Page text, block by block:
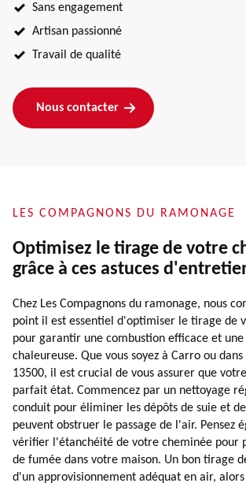
Sans engagement
Artisan passionné
Travail de qualité
Nous contacter
LES COMPAGNONS DU RAMONAGE
Optimisez le tirage de votre
grâce à ces astuces
Chez Les Compagnons du ramonage, nous
point il est essentiel d'optimiser le tirage de
pour garantir une combustion efficace et une
chaleureuse. Que vous soyez à Carro ou dans
13500, il est crucial de vous assurer que
parfait état. Commencez par un nettoyage
conduit pour éliminer les dépôts de suie et
peuvent obstruer le passage de l'air. Pensez
vérifier l'étanchéité de votre cheminée pour
de fumée dans votre maison. Un bon tirage
d'un approvisionnement adéquat en air, alors